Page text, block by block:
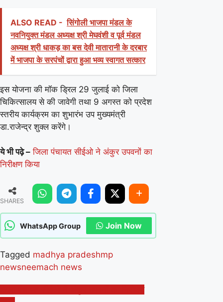
ALSO READ - सिंगोली भाजपा मंडल के
नवनियुक्त मंडल अध्यक्ष श्री मेघवंशी व पूर्व मंडल
अध्यक्ष श्री धाकड़ का बस देवी मातारानी के दरबार
में भाजपा के सरपंचों द्वारा हुआ भव्य स्वागत सत्कार
इस योजना की मॉक ड्रिल 29 जुलाई को जिला
चिकित्सालय से की जावेगी तथा 9 अगस्त को प्रदेश
स्तरीय कार्यक्रम का शुभारंभ उप मुख्यमंत्री
डा.राजेन्द्र शुक्ल करेंगे।
ये भी पढ़े – जिला पंचायत सीईओ ने अंकुर उपवनों का
निरीक्षण किया
SHARES
WhatsApp Group Join Now
Tagged madhya pradeshmp
newsneemach news
Post